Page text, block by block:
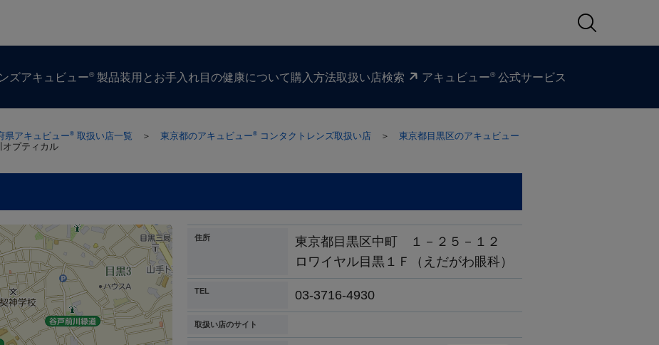
ズアキュビュー® 製品装用とお手入れ目の​健康に​ついて購入方​法取扱い​店検索 アキュビュー® 公式サービス
県アキュビュー® 取扱い店一覧 ＞ 東京都のアキュビュー® コンタクトレンズ取扱い店 ＞ 東京都目黒区のアキュビュー
オプティカル
住所
東京都目黒区中町 １－２５－１２
ロワイヤル目黒１Ｆ（えだがわ眼科）
TEL 03-3716-4930
取扱い店のサイト